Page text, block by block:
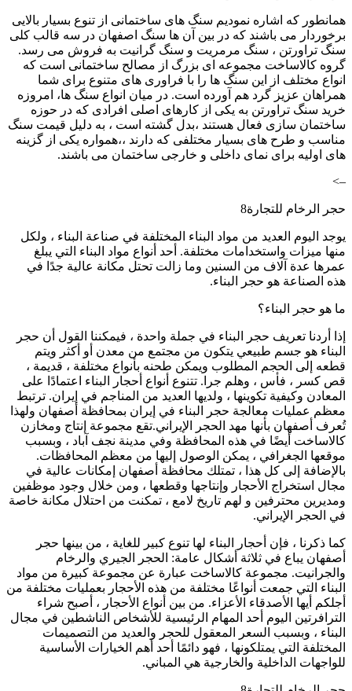
همانطور که اشاره نمودیم سنگ های ساختمانی از تنوع بسیار بالایی
برخوردار می باشند که در بین آن ها سنگ اصفهان در سه قالب کلی
سنگ تراورتن ، سنگ مرمریت و سنگ گرانیت به فروش می رسد.
گروه کالاساخت مجموعه ای بزرگ از مصالح ساختمانی است که
انواع مختلف از این سنگ ها را با فراوری های متنوع برای شما
همراهان عزیز گرد هم آورده است. در میان انواع سنگ ها، امروزه
خرید سنگ تراورتن به یکی از کارهای اصلی افرادی که در حوزه
ساختمان سازی فعال هستند ،بدل گشته است ، به دلیل قیمت سنگ
مناسب و طرح های بسیار مختلفی که دارند ،،همواره یکی از گزینه
های اولیه برای نمای داخلی و خارجی ساختمان می باشند.
–>
حجر الرخام للتجارة8
يوجد اليوم العديد من مواد البناء المختلفة في صناعة البناء ، ولكل
منها ميزات واستخدامات مختلفة. أحد أنواع مواد البناء التي يبلغ
عمرها عدة آلاف من السنين وما زالت تحتل مكانة عالية جدًا في
هذه الصناعة هو حجر البناء.
ما هو حجر البناء؟
إذا أردنا تعريف حجر البناء في جملة واحدة ، فيمكننا القول أن حجر
البناء هو جسم طبيعي يتكون من مجتمع من معدن أو أكثر ويتم
قطعه إلى الحجم المطلوب ويمكن طحنه بأنواع مختلفة ، قديمة ،
قص كسر ، فأس ، وهلم جرا. تتنوع أنواع أحجار البناء اعتمادًا على
المعادن وكيفية تكوينها ، ولديها العديد من المناجم في إيران. ترتبط
معظم عمليات معالجة حجر البناء في إيران بمحافظة أصفهان ولهذا
تُعرف أصفهان بأنها مهد الحجر الإيراني.تقع مجموعة إنتاج ومخازن
كالاساخت أيضًا في هذه المحافظة وفي مدينة نجف آباد ، وبسبب
موقعها الجغرافي ، يمكن الوصول إليها من معظم المحافظات.
بالإضافة إلى كل هذا ، تمتلك محافظة أصفهان إمكانات عالية في
مجال استخراج الأحجار وإنتاجها وقطعها ، ومن خلال وجود موظفين
ومديرين محترفین و لهم تاريخ لامع ، تمكنت من احتلال مكانة خاصة
في الحجر الإيراني.
كما ذكرنا ، فإن أحجار البناء لها تنوع كبير للغاية ، من بينها حجر
أصفهان يباع في ثلاثة أشكال عامة: الحجر الجيري والرخام
والجرانيت. مجموعة كالاساخت عبارة عن مجموعة كبيرة من مواد
البناء التي جمعت أنواعًا مختلفة من هذه الأحجار بعمليات مختلفة من
أجلكم أيها الأصدقاء الأعزاء. من بين أنواع الأحجار ، أصبح شراء
الترافرتين اليوم أحد المهام الرئيسية للأشخاص الناشطين في مجال
البناء ، وبسبب السعر المعقول للحجر والعديد من التصميمات
المختلفة التي يمتلكونها ، فهو دائمًا أحد أهم الخيارات الأساسية
للواجهات الداخلية والخارجية هي المباني.